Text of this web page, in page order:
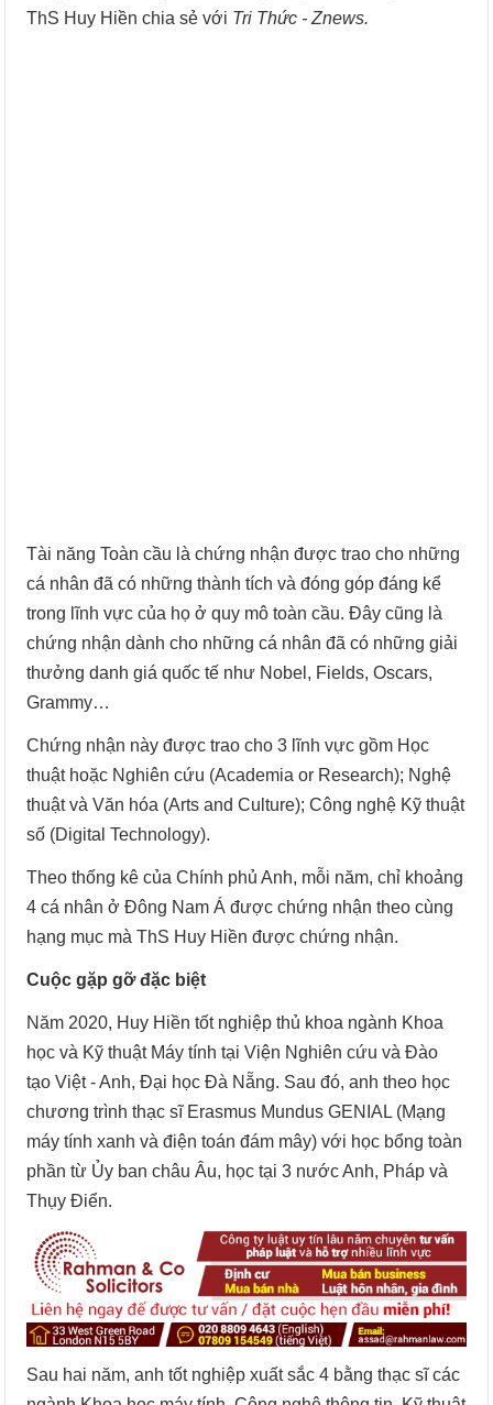
ThS Huy Hiền chia sẻ với Tri Thức - Znews.
Tài năng Toàn cầu là chứng nhận được trao cho những
cá nhân đã có những thành tích và đóng góp đáng kể
trong lĩnh vực của họ ở quy mô toàn cầu. Đây cũng là
chứng nhận dành cho những cá nhân đã có những giải
thưởng danh giá quốc tế như Nobel, Fields, Oscars,
Grammy…
Chứng nhận này được trao cho 3 lĩnh vực gồm Học
thuật hoặc Nghiên cứu (Academia or Research); Nghệ
thuật và Văn hóa (Arts and Culture); Công nghệ Kỹ thuật
số (Digital Technology).
Theo thống kê của Chính phủ Anh, mỗi năm, chỉ khoảng
4 cá nhân ở Đông Nam Á được chứng nhận theo cùng
hạng mục mà ThS Huy Hiền được chứng nhận.
Cuộc gặp gỡ đặc biệt
Năm 2020, Huy Hiền tốt nghiệp thủ khoa ngành Khoa
học và Kỹ thuật Máy tính tại Viện Nghiên cứu và Đào
tạo Việt - Anh, Đại học Đà Nẵng. Sau đó, anh theo học
chương trình thạc sĩ Erasmus Mundus GENIAL (Mạng
máy tính xanh và điện toán đám mây) với học bổng toàn
phần từ Ủy ban châu Âu, học tại 3 nước Anh, Pháp và
Thụy Điển.
Sau hai năm, anh tốt nghiệp xuất sắc 4 bằng thạc sĩ các